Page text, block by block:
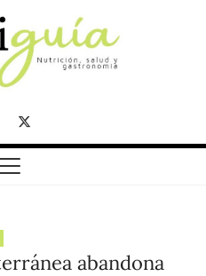
Twitter
Telegram
(Desde
abandona